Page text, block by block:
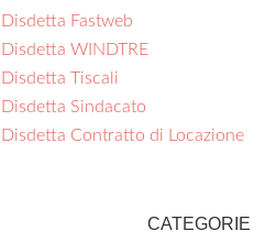
Disdetta Fastweb
Disdetta WINDTRE
Disdetta Tiscali
Disdetta Sindacato
Disdetta Contratto di Locazione
CATEGORIE